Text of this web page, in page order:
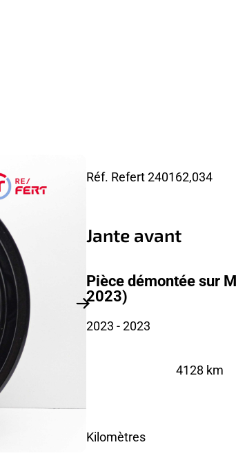
Réf. Refert240162,034
Jante avant
Pièce démontée sur
2023)
2023 - 2023
Kilomètres
4128 km